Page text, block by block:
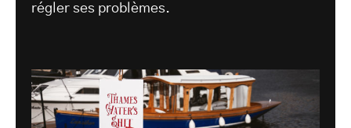
régler ses problèmes.